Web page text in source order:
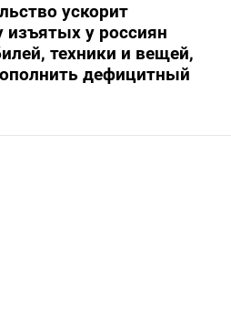
ускорит
изъятых у россиян
техники и вещей,
дефицитный